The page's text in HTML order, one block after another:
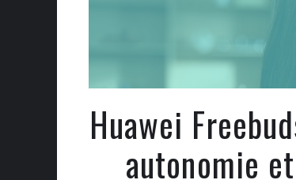
Huawei
autonomie